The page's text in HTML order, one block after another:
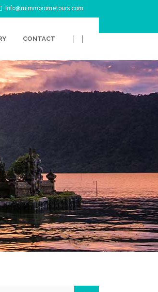
info@mimmorometours.com
CONTACT